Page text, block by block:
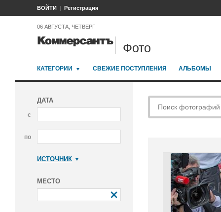
ВОЙТИ Регистрация
06 АВГУСТА, ЧЕТВЕРГ
Фото
КАТЕГОРИИ СВЕЖИЕ ПОСТУПЛЕНИЯ АЛЬБОМЫ
ДАТА
с
по
ИСТОЧНИК
МЕСТО